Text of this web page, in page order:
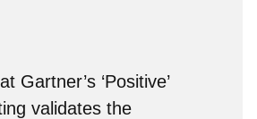
Gartner’s ‘Positive’
validates the